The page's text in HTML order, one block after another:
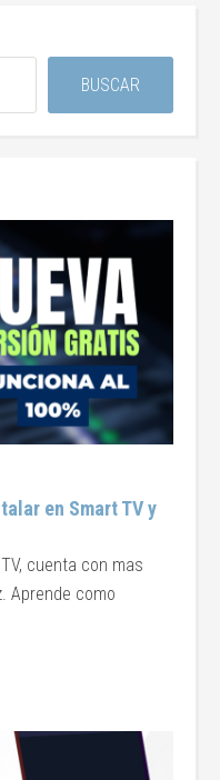
BUSCAR
en Smart TV y
cuenta con mas
Aprende como